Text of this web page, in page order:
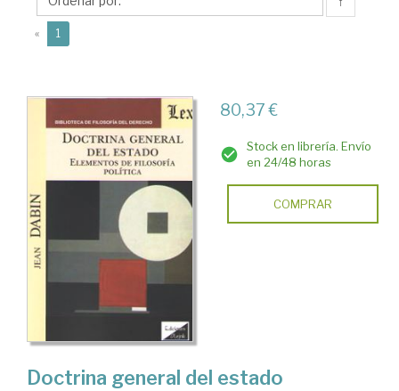
« 1
80,37 €
Stock en librería. Envío
en 24/48 horas
COMPRAR
Doctrina general del estado